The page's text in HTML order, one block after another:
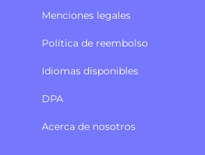
Menciones legales
Política de reembolso
Idiomas disponibles
DPA
Acerca de nosotros